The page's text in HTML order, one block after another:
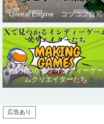
Unreal Engine コツコツ自習
Xで見つかる！インディーゲー
ムクリエイターたち
広告あり